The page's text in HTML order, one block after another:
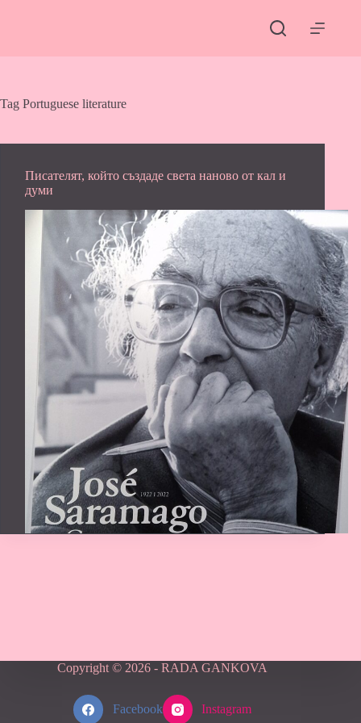
Tag Portuguese literature
Писателят, който създаде света наново от кал и
думи
Copyright © 2026 - RADA GANKOVA
Facebook Instagram